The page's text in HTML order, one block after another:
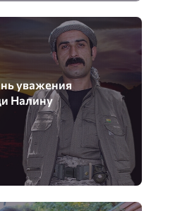
уважения
Налину